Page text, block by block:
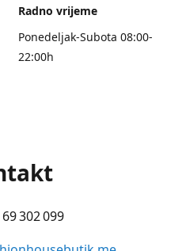
Radno vrijeme
Ponedeljak-Subota 08:00-
22:00h
302 099